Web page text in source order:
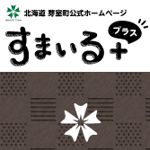
本
文
へ
移
動
る
instagram